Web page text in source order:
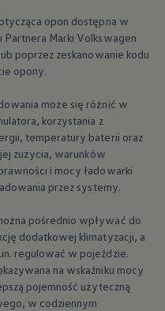
po kroku – poradnik
opon dostępna w
Marki Volkswagen
poprzez zeskanowanie kodu
opony.
może się różnić w
korzystania z
temperatury baterii oraz
zużycia, warunków
i mocy ładowarki
przez systemy.
pośrednio wpływać do
dodatkowej klimatyzacji, a
regulować w pojeździe.
na wskaźniku mocy
pojemność użyteczną
w codziennym